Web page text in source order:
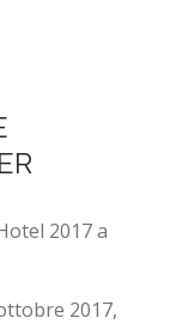
2017 a
2017,